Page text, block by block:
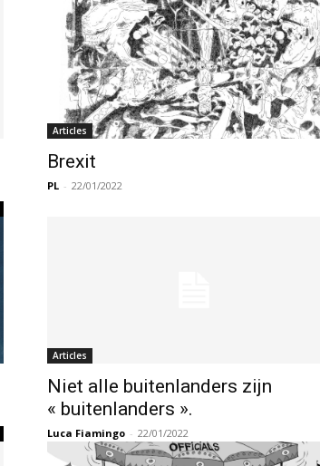
Articles
Brexit
PL - 22/01/2022
Articles
Niet alle buitenlanders zijn
« buitenlanders ».
Luca Fiamingo - 22/01/2022